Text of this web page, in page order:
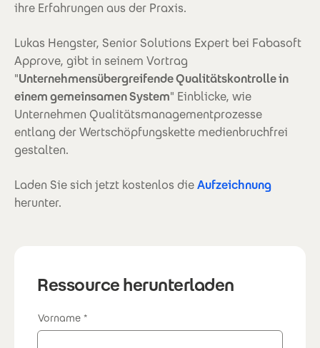
ihre Erfahrungen aus der Praxis.
Lukas Hengster, Senior Solutions Expert bei Fabasoft
Approve, gibt in seinem Vortrag
"Unternehmensübergreifende Qualitätskontrolle in
einem gemeinsamen System" Einblicke, wie
Unternehmen Qualitätsmanagementprozesse
entlang der Wertschöpfungskette medienbruchfrei
gestalten.
Laden Sie sich jetzt kostenlos dieAufzeichnung
herunter.
Ressource herunterladen
Vorname